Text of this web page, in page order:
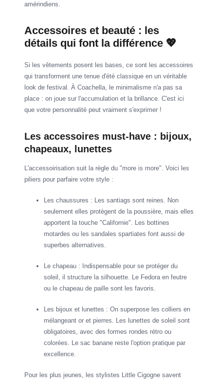
amérindiens.
Accessoires et beauté : les
détails qui font la différence 💖
Si les vêtements posent les bases, ce sont les accessoires
qui transforment une tenue d'été classique en un véritable
look de festival. À Coachella, le minimalisme n'a pas sa
place : on joue sur l'accumulation et la brillance. C'est ici
que votre personnalité peut vraiment s'exprimer !
Les accessoires must-have : bijoux,
chapeaux, lunettes
L'accessoirisation suit la règle du "more is more". Voici les
piliers pour parfaire votre style :
Les chaussures : Les santiags sont reines. Non
seulement elles protègent de la poussière, mais elles
apportent la touche "Californie". Les bottines
motardes ou les sandales spartiates font aussi de
superbes alternatives.
Le chapeau : Indispensable pour se protéger du
soleil, il structure la silhouette. Le Fedora en feutre
ou le chapeau de paille sont les favoris.
Les bijoux et lunettes : On superpose les colliers en
mélangeant or et pierres. Les lunettes de soleil sont
obligatoires, avec des formes rondes rétro ou
colorées. Le sac banane reste l'option pratique par
excellence.
Pour les plus jeunes, les stylistes Little Cigogne savent